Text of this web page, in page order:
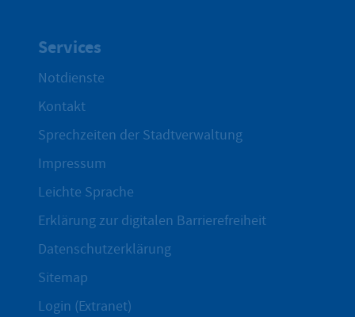
Services
Notdienste
Kontakt
Sprechzeiten der Stadtverwaltung
Impressum
Leichte Sprache
Erklärung zur digitalen Barrierefreiheit
Datenschutzerklärung
Sitemap
Login (Extranet)